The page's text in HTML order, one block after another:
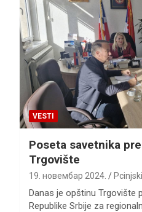
VESTI
Poseta savetnika
Trgovište
19. новембар 2024.
Danas je opštinu Trgovište
Republike Srbije za